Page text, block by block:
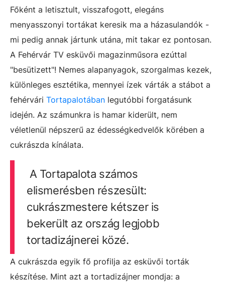
Főként a letisztult, visszafogott, elegáns
menyasszonyi tortákat keresik ma a házasulandók -
mi pedig annak jártunk utána, mit takar ez pontosan.
A Fehérvár TV esküvői magazinműsora ezúttal
"besütizett"! Nemes alapanyagok, szorgalmas kezek,
különleges esztétika, mennyei ízek várták a stábot a
fehérvári Tortapalotában legutóbbi forgatásunk
idején. Az számunkra is hamar kiderült, nem
véletlenül népszerű az édességkedvelők körében a
cukrászda kínálata.
A Tortapalota számos
elismerésben részesült:
cukrászmestere kétszer is
bekerült az ország legjobb
tortadizájnerei közé.
A cukrászda egyik fő profilja az esküvői torták
készítése. Mint azt a tortadizájner mondja: a